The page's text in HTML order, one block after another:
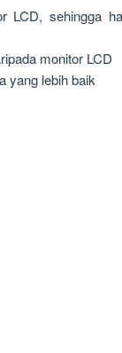
LCD, sehingga
monitor LCD
yang lebih baik